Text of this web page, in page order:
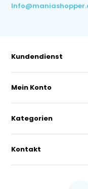
Kundendienst
Mein Konto
Kategorien
Kontakt